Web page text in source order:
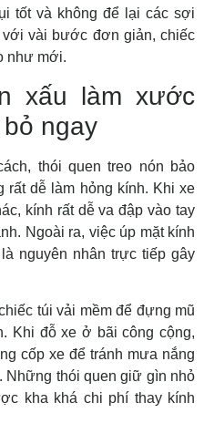
tốt và không để lại các sợi
vài bước đơn giản, chiếc
như mới.
xấu làm xước
ngay
thói quen treo nón bảo
rất dễ làm hỏng kính. Khi xe
kính rất dễ va đập vào tay
Ngoài ra, việc úp mặt kính
nguyên nhân trực tiếp gây
túi vải mềm để đựng mũ
Khi đỗ xe ở bãi công cộng,
cốp xe để tránh mưa nắng
Những thói quen giữ gìn nhỏ
kha khá chi phí thay kính